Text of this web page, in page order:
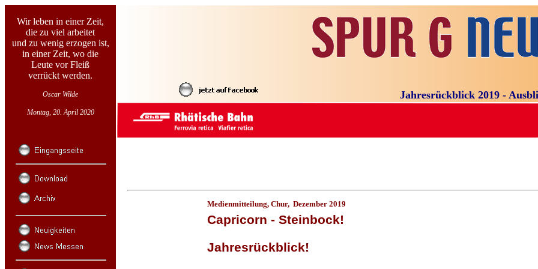
Wir leben in einer Zeit,
die zu viel arbeitet
und zu wenig erzogen ist,
in einer Zeit, wo die
Leute vor Fleiß
verrückt werden.
Oscar Wilde
Montag, 20. April 2020
Jahresrückblick 2019 - Ausblick
Medienmitteilung, Chur, Dezember 2019
Capricorn - Steinbock!
Jahresrückblick!